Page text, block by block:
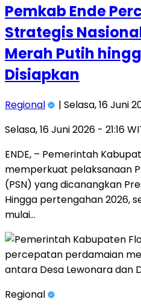
Pemkab Ende
Strategis
Merah Putih
Disiapkan
Regional
| Selasa, 16 Juni
Selasa, 16 Juni 2026 - 21:16
ENDE, – Pemerintah
memperkuat pelaksanaan
(PSN) yang dicanangkan
Hingga pertengahan 2026,
mulai…
Regional